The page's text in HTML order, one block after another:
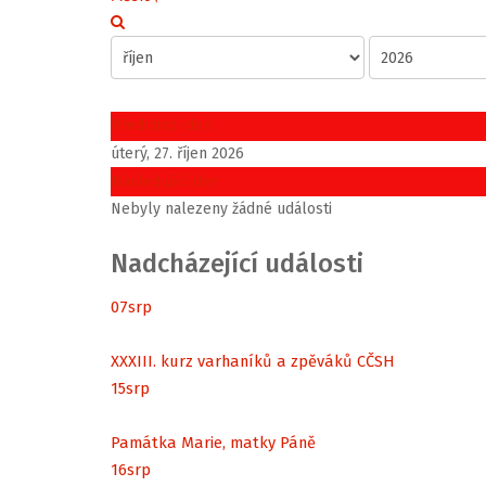
Předchozí den
úterý, 27. říjen 2026
Následující den
Nebyly nalezeny žádné události
Nadcházející události
07srp
XXXIII. kurz varhaníků a zpěváků CČSH
15srp
Památka Marie, matky Páně
16srp